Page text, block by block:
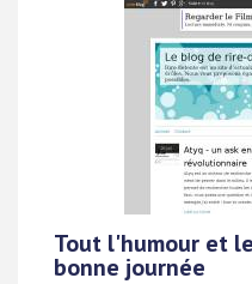
Tout l'humour et
bonne journée